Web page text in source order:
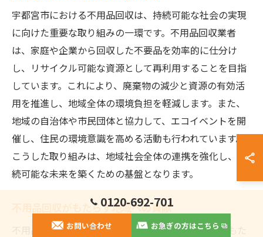
宇都宮市における不用品回収は、持続可能な社会の実現
に向けた重要な取り組みの一環です。不用品回収業者
は、家庭や企業から回収した不要品を効率的に仕分け
し、リサイクル可能な資源として再利用することを目指
しています。これにより、廃棄物の減少と資源の有効活
用を推進し、地域全体の環境負担を軽減します。また、
地域の自治体や市民団体と協力して、エコイベントを開
催し、住民の環境意識を高める活動も行われています。
こうした取り組みは、地域社会全体の連携を強化し、持
続可能な未来を築くための基盤となります。
不用品回収がもたらす地域への貢献
不用品回収は、宇都宮市の地域社会に多大な貢献をもた
0120-692-701
お問い合わせ お急ぎの方はこちら